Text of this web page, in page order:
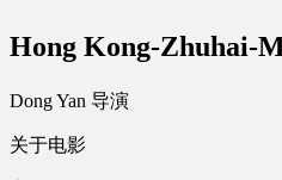
Hong Kong-Zhuhai-
Dong Yan 导演
关于电影